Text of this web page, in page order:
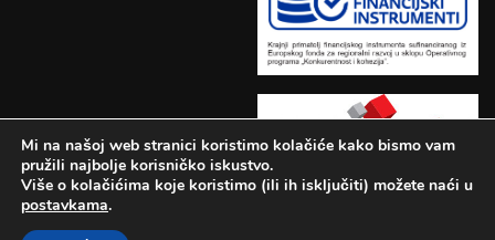
Učilište Adrianus © 2026.
Mi na našoj web stranici koristimo kolačiće kako bismo vam
pružili najbolje korisničko iskustvo.
Više o kolačićima koje koristimo (ili ih isključiti) možete naći u
postavkama.